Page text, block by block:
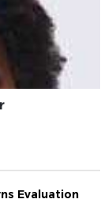
Evaluation